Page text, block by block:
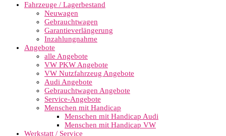
Fahrzeuge / Lagerbestand
Neuwagen
Gebrauchtwagen
Garantieverlängerung
Inzahlungnahme
Angebote
alle Angebote
VW PKW Angebote
VW Nutzfahrzeug Angebote
Audi Angebote
Gebrauchtwagen Angebote
Service-Angebote
Menschen mit Handicap
Menschen mit Handicap Audi
Menschen mit Handicap VW
Werkstatt / Service